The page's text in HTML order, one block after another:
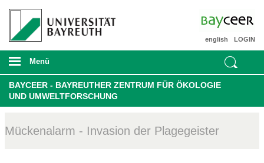
LOGIN
english
Menü
BAYCEER - BAYREUTHER ZENTRUM FÜR ÖKOLOGIE
UND UMWELTFORSCHUNG
Mückenalarm - Invasion der Plagegeister